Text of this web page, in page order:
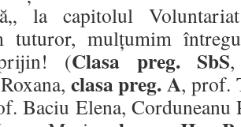
la capitolul
tuturor, mulțumim
(Clasa preg. SbS
clasa preg. A, prof.
Baciu Elena, Corduneanu